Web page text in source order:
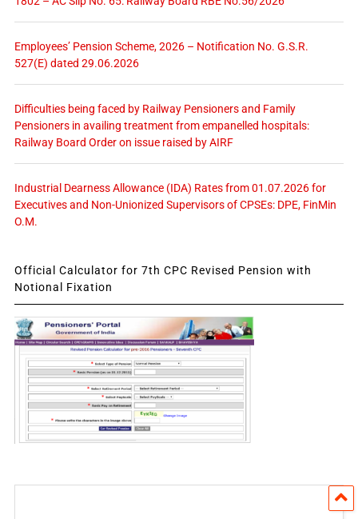
Employees’ Pension Scheme, 2026 – Notification No. G.S.R.
527(E) dated 29.06.2026
Difficulties being faced by Railway Pensioners and Family
Pensioners in availing treatment from empanelled hospitals:
Railway Board Order on issue raised by AIRF
Industrial Dearness Allowance (IDA) Rates from 01.07.2026 for
Executives and Non-Unionized Supervisors of CPSEs: DPE, FinMin
O.M.
Official Calculator for 7th CPC Revised Pension with
Notional Fixation